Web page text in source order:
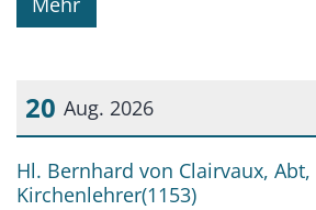
20 Aug. 2026
Datum: 20. August 2026
Hl. Bernhard von Clairvaux, Abt,
Kirchenlehrer(1153)